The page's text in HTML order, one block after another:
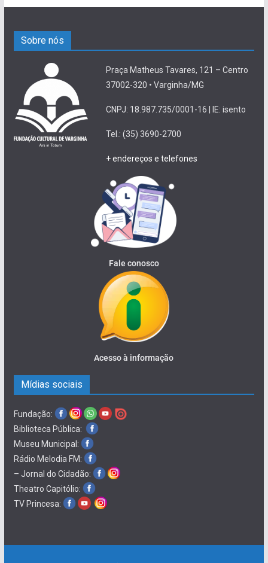
Sobre nós
Praça Matheus Tavares, 121 – Centro
37002-320 • Varginha/MG
CNPJ: 18.987.735/0001-16 | IE: isento
Tel.: (35) 3690-2700
+ endereços e telefones
Fale conosco
Acesso à informação
Mídias sociais
Fundação:
Biblioteca Pública:
Museu Municipal:
Rádio Melodia FM:
– Jornal do Cidadão:
Theatro Capitólio:
TV Princesa: